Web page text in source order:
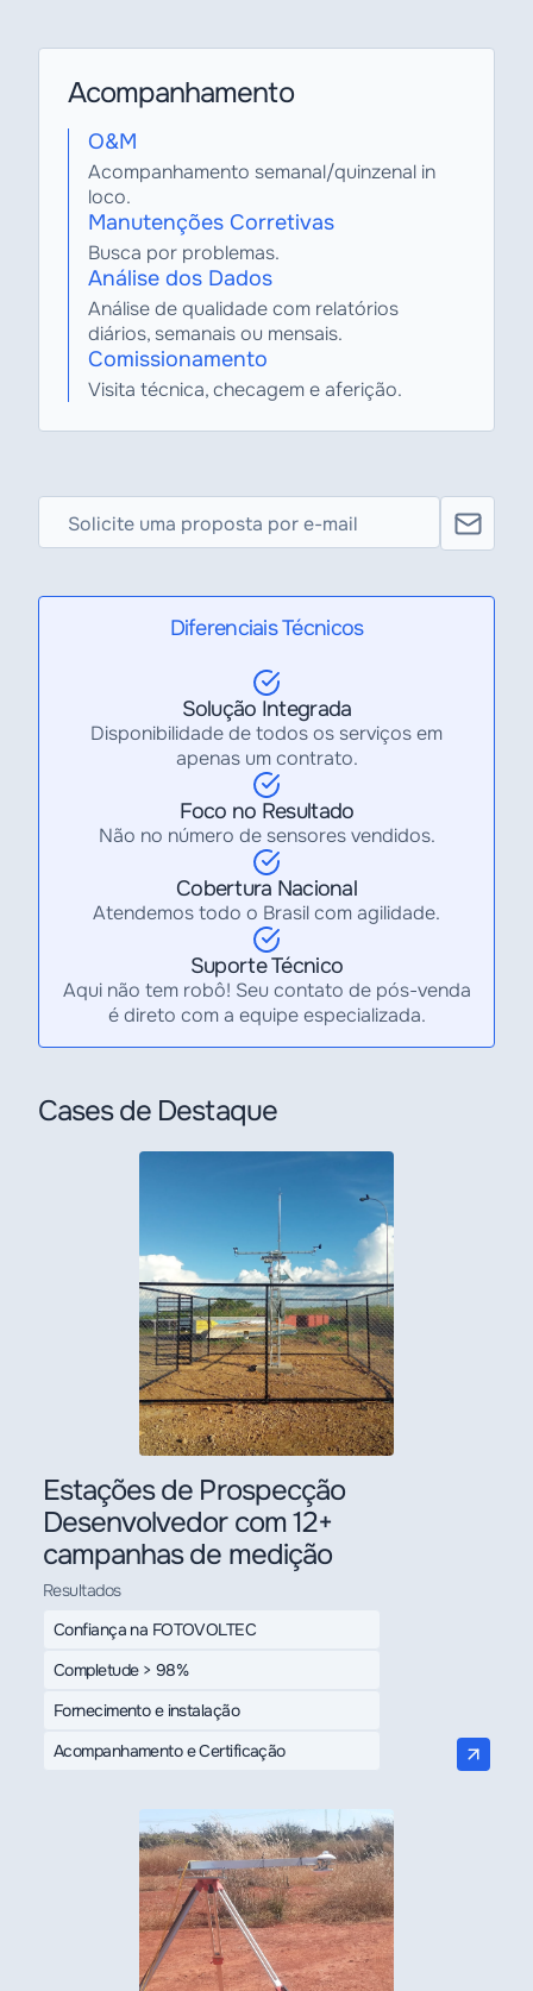
Acompanhamento
O&M
Acompanhamento semanal/quinzenal in
loco.
Manutenções Corretivas
Busca por problemas.
Análise dos Dados
Análise de qualidade com relatórios
diários, semanais ou mensais.
Comissionamento
Visita técnica, checagem e aferição.
Solicite uma proposta por e-mail
Diferenciais Técnicos
Solução Integrada
Disponibilidade de todos os serviços em
apenas um contrato.
Foco no Resultado
Não no número de sensores vendidos.
Cobertura Nacional
Atendemos todo o Brasil com agilidade.
Suporte Técnico
Aqui não tem robô! Seu contato de pós-venda
é direto com a equipe especializada.
Cases de Destaque
Estações de Prospecção
Desenvolvedor com 12+
campanhas de medição
Resultados
Confiança na FOTOVOLTEC
Completude > 98%
Fornecimento e instalação
Acompanhamento e Certificação